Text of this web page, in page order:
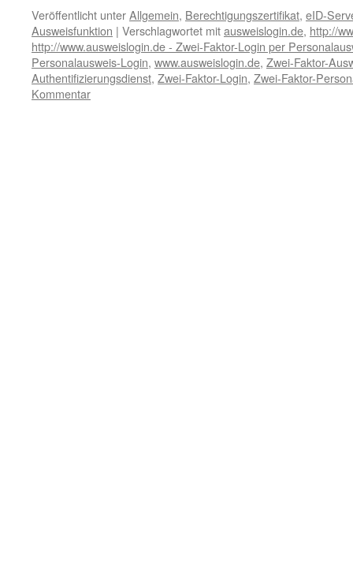
Veröffentlicht unterAllgemein, Berechtigungszertifikat, eID-
Ausweisfunktion | Verschlagwortet mitausweislogin.de, http://
http://www.ausweislogin.de - Zwei-Faktor-Login per
Personalausweis-Login, www.ausweislogin.de, Zwei-Faktor-
Authentifizierungsdienst, Zwei-Faktor-Login, Zwei-Faktor-
Kommentar